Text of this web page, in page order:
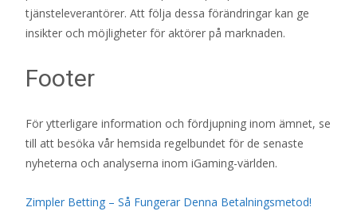
tjänsteleverantörer. Att följa dessa förändringar kan ge
insikter och möjligheter för aktörer på marknaden.
Footer
För ytterligare information och fördjupning inom ämnet, se
till att besöka vår hemsida regelbundet för de senaste
nyheterna och analyserna inom iGaming-världen.
Zimpler Betting – Så Fungerar Denna Betalningsmetod!